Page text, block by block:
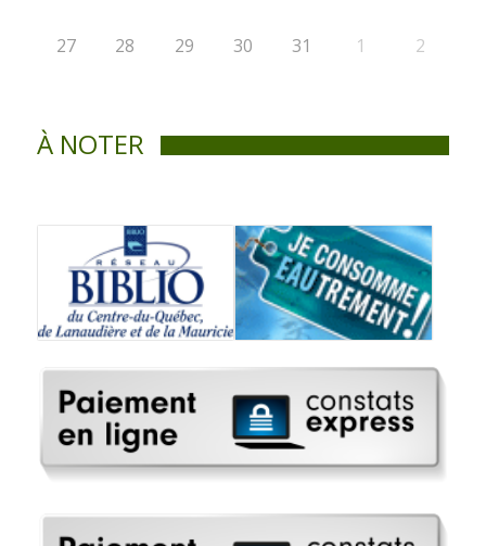
27 28 29 30 31 1 2
À NOTER